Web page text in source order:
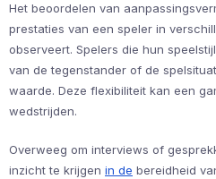
Het beoordelen van
prestaties van een speler in
observeert. Spelers die hun
van de tegenstander of de
waarde. Deze flexibiliteit kan een
wedstrijden.
Overweeg om interviews of
inzicht te krijgen in de bereidheid